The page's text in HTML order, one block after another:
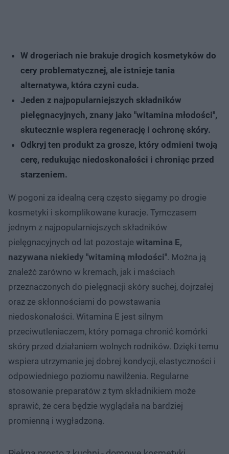
W drogeriach nie brakuje drogich kosmetyków do
cery problematycznej, ale istnieje tania
alternatywa, która czyni cuda.
Jeden z najpopularniejszych składników
pielęgnacyjnych, znany jako "witamina młodości",
skutecznie wspiera regenerację i ochronę skóry.
Odkryj ten produkt za grosze, który odmieni twoją
cerę, redukując niedoskonałości i chroniąc przed
starzeniem.
W pogoni za idealną cerą często sięgamy po drogie
kosmetyki i skomplikowane kuracje. Tymczasem
jednym z najpopularniejszych składników
pielęgnacyjnych od lat pozostaje witamina E,
nazywana niekiedy "witaminą młodości". Można ją
znaleźć zarówno w kremach, jak i maściach
przeznaczonych do pielęgnacji skóry suchej, dojrzałej
oraz ze skłonnościami do powstawania
niedoskonałości. Witamina E jest silnym
przeciwutleniaczem, który pomaga chronić komórki
skóry przed działaniem wolnych rodników. Dzięki temu
wspiera utrzymanie jej dobrej kondycji, elastyczności i
odpowiedniego poziomu nawilżenia. Regularne
stosowanie preparatów z tym składnikiem może
sprawić, że cera będzie wyglądała na bardziej
promienną i wygładzoną.